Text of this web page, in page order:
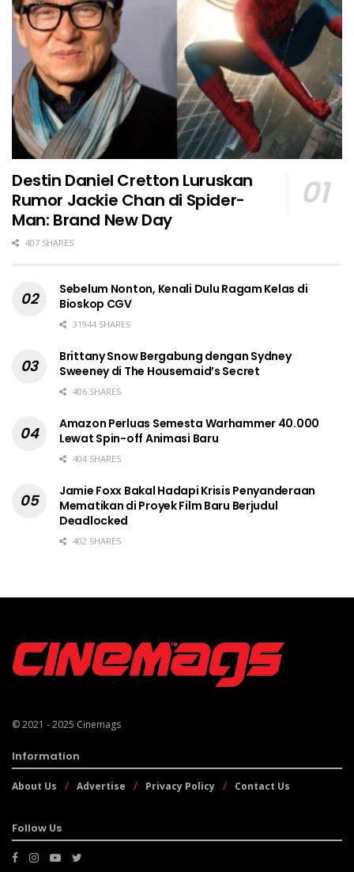
Destin Daniel Cretton Luruskan
Rumor Jackie Chan di Spider-
Man: Brand New Day
407 SHARES
Sebelum Nonton, Kenali Dulu Ragam Kelas di
Bioskop CGV
31944 SHARES
Brittany Snow Bergabung dengan Sydney
Sweeney di The Housemaid’s Secret
406 SHARES
Amazon Perluas Semesta Warhammer 40.000
Lewat Spin-off Animasi Baru
404 SHARES
Jamie Foxx Bakal Hadapi Krisis Penyanderaan
Mematikan di Proyek Film Baru Berjudul
Deadlocked
402 SHARES
© 2021 - 2025 Cinemags
Information
About Us Advertise Privacy Policy Contact Us
Follow Us